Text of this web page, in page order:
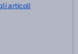
articoli